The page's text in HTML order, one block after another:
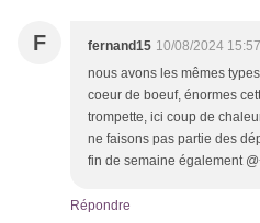
F fernand15 10/08/2024 15:57
nous avons les mêmes
coeur de boeuf, énormes
trompette, ici coup de
ne faisons pas partie des
fin de semaine également
Répondre